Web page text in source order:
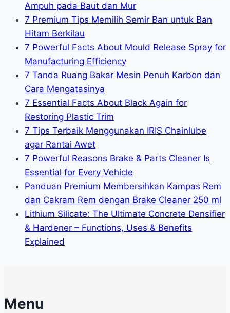
Ampuh pada Baut dan Mur
7 Premium Tips Memilih Semir Ban untuk Ban
Hitam Berkilau
7 Powerful Facts About Mould Release Spray for
Manufacturing Efficiency
7 Tanda Ruang Bakar Mesin Penuh Karbon dan
Cara Mengatasinya
7 Essential Facts About Black Again for
Restoring Plastic Trim
7 Tips Terbaik Menggunakan IRIS Chainlube
agar Rantai Awet
7 Powerful Reasons Brake & Parts Cleaner Is
Essential for Every Vehicle
Panduan Premium Membersihkan Kampas Rem
dan Cakram Rem dengan Brake Cleaner 250 ml
Lithium Silicate: The Ultimate Concrete Densifier
& Hardener – Functions, Uses & Benefits
Explained
Menu